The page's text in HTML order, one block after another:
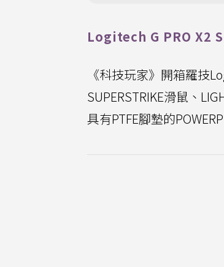
Logitech G PRO X2
《科技玩家》開箱羅技
SUPERSTRIKE滑鼠、
具有PTFE腳墊的